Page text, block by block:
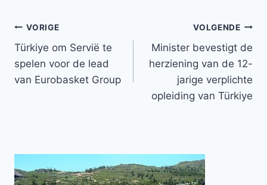
Bericht
navigatie
VORIGE
Türkiye om Servië te
spelen voor de lead
van Eurobasket Group
VOLGENDE
Minister bevestigt de
herziening van de 12-
jarige verplichte
opleiding van Türkiye